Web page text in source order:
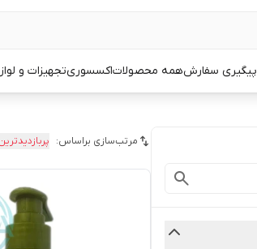
پیگیری سفارشهمه محصولاتاکسسوریتجهیزات و
مرتب‌سازی براساس: